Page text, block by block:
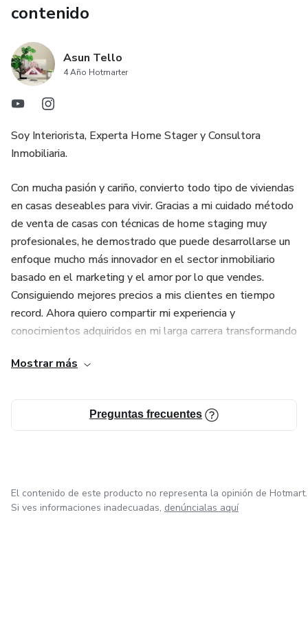
contenido
Asun Tello
4 Año Hotmarter
Soy Interiorista, Experta Home Stager y Consultora
Inmobiliaria.
Con mucha pasión y cariño, convierto todo tipo de viviendas
en casas deseables para vivir. Gracias a mi cuidado método
de venta de casas con técnicas de home staging muy
profesionales, he demostrado que puede desarrollarse un
enfoque mucho más innovador en el sector inmobiliario
basado en el marketing y el amor por lo que vendes.
Consiguiendo mejores precios a mis clientes en tiempo
record. Ahora quiero compartir mi experiencia y
conocimientos adquiridos en mi larga carrera transformando
Mostrar más
Preguntas frecuentes
El contenido de este producto no representa la opinión de Hotmart.
Si ves informaciones inadecuadas, denúncialas aquí